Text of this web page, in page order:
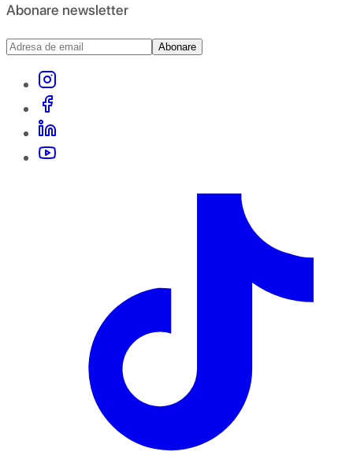
Abonare newsletter
Abonare